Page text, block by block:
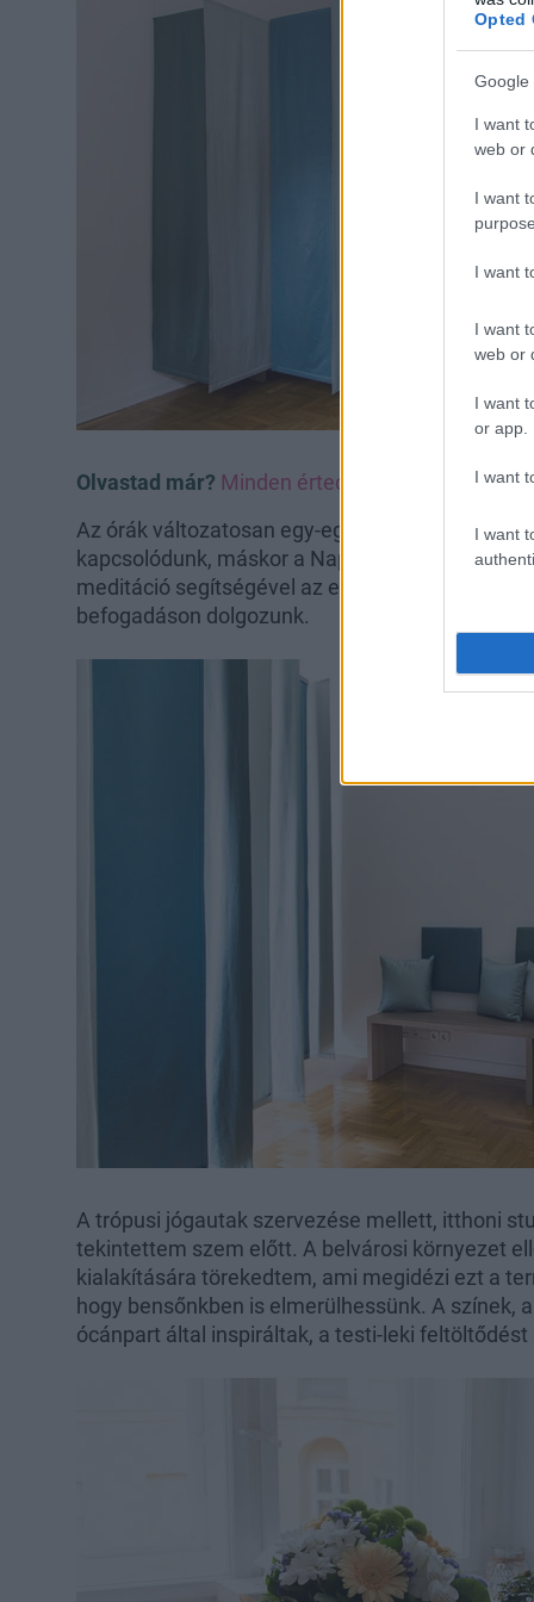
Opted
Google
I want
web or
I want
I want
I want
web or
I want
or app.
I want
I want
Olvastad már? Minden érted történik!
Az órák változatosan egy-egy témakör köré
kapcsolódunk, máskor a Naphoz vagy a
meditáció segítségével az egyensúlyon, az
befogadáson dolgozunk.
A trópusi jógautak szervezése mellett, itthoni
tekintettem szem előtt. A belvárosi környezet
kialakítására törekedtem, ami megidézi ezt a
hogy bensőnkben is elmerülhessünk. A színek,
ócánpart által inspiráltak, a testi-leki feltöltődést